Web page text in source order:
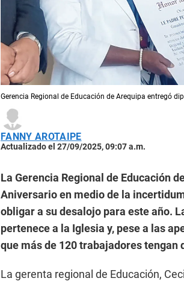
Gerencia Regional de Educación de Arequipa entregó
FANNY AROTAIPE
Actualizado el 27/09/2025, 09:07 a.m.
La Gerencia Regional de Educación
Aniversario en medio de la
obligar a su desalojo para este año.
pertenece a la Iglesia y, pese a las
que más de 120 trabajadores tengan
La gerenta regional de Educación,